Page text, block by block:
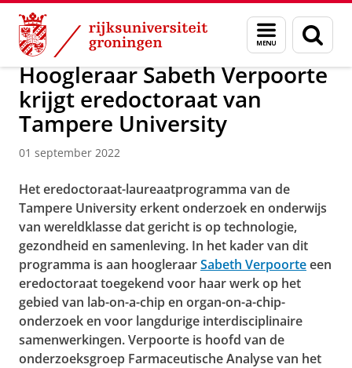
Skip
Content
Skip
Navigation
Menu
en
zoeken
Over ons Actueel Nieuws Nieuwsberichten
Hoogleraar Sabeth Verpoorte
krijgt eredoctoraat van
Tampere University
01 september 2022
Het eredoctoraat-laureaatprogramma van de
Tampere University erkent onderzoek en onderwijs
van wereldklasse dat gericht is op technologie,
gezondheid en samenleving. In het kader van dit
programma is aan hoogleraarSabeth Verpoorteeen
eredoctoraat toegekend voor haar werk op het
gebied van lab-on-a-chip en organ-on-a-chip-
onderzoek en voor langdurige interdisciplinaire
samenwerkingen. Verpoorte is hoofd van de
onderzoeksgroep Farmaceutische Analyse van het